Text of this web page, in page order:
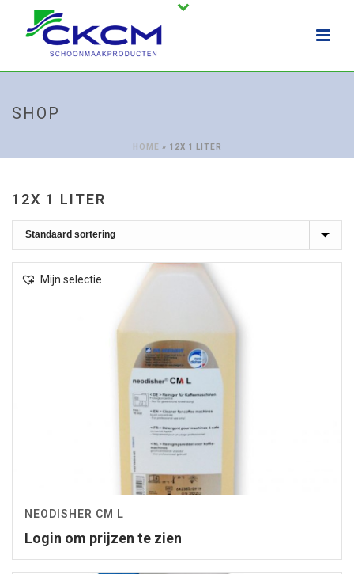
SHOP
HOME » 12X 1 LITER
12X 1 LITER
Mijn selectie
NEODISHER CM L
Login om prijzen te zien